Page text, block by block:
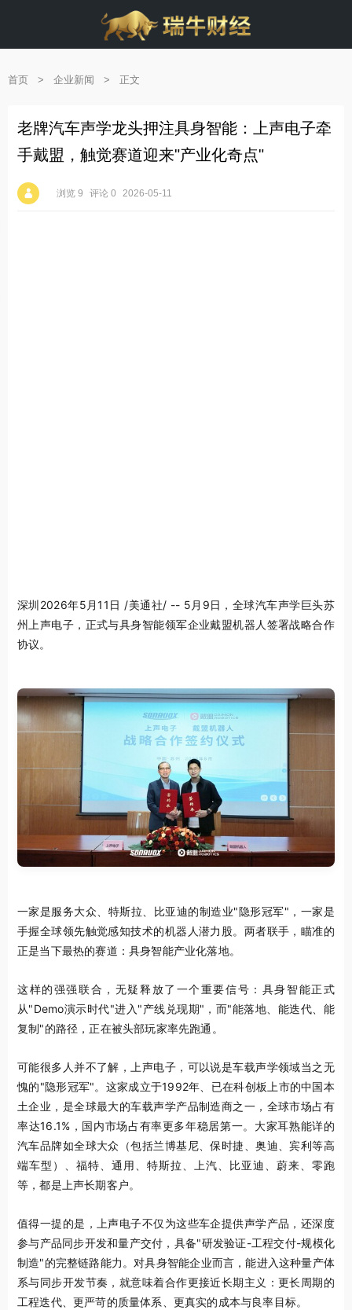
首页 > 企业新闻 > 正文
老牌汽车声学龙头押注具身智能：上声电子牵
手戴盟，触觉赛道迎来"产业化奇点"
浏览 9 评论 0 2026-05-11
深圳2026年5月11日 /美通社/ -- 5月9日，全球汽车声学巨头苏
州上声电子，正式与具身智能领军企业戴盟机器人签署战略合作
协议。
一家是服务大众、特斯拉、比亚迪的制造业"隐形冠军"，一家是
手握全球领先触觉感知技术的机器人潜力股。两者联手，瞄准的
正是当下最热的赛道：具身智能产业化落地。
这样的强强联合，无疑释放了一个重要信号：具身智能正式
从"Demo演示时代"进入"产线兑现期"，而"能落地、能迭代、能
复制"的路径，正在被头部玩家率先跑通。
可能很多人并不了解，上声电子，可以说是车载声学领域当之无
愧的"隐形冠军"。这家成立于1992年、已在科创板上市的中国本
土企业，是全球最大的车载声学产品制造商之一，全球市场占有
率达16.1%，国内市场占有率更多年稳居第一。大家耳熟能详的
汽车品牌如全球大众（包括兰博基尼、保时捷、奥迪、宾利等高
端车型）、福特、通用、特斯拉、上汽、比亚迪、蔚来、零跑
等，都是上声长期客户。
值得一提的是，上声电子不仅为这些车企提供声学产品，还深度
参与产品同步开发和量产交付，具备"研发验证-工程交付-规模化
制造"的完整链路能力。对具身智能企业而言，能进入这种量产体
系与同步开发节奏，就意味着合作更接近长期主义：更长周期的
工程迭代、更严苛的质量体系、更真实的成本与良率目标。